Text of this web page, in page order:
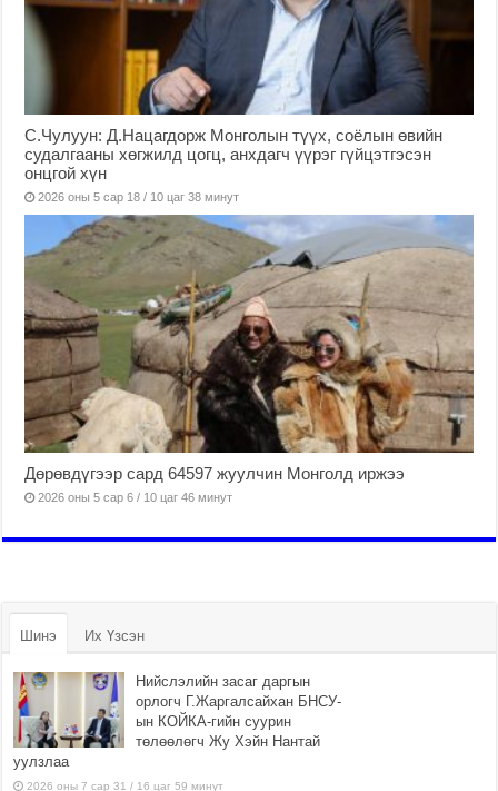
С.Чулуун: Д.Нацагдорж Монголын түүх, соёлын өвийн
судалгааны хөгжилд цогц, анхдагч үүрэг гүйцэтгэсэн
онцгой хүн
2026 оны 5 сар 18 / 10 цаг 38 минут
Дөрөвдүгээр сард 64597 жуулчин Монголд иржээ
2026 оны 5 сар 6 / 10 цаг 46 минут
Шинэ Их Үзсэн
Нийслэлийн засаг даргын
орлогч Г.Жаргалсайхан БНСУ-
ын КОЙКА-гийн суурин
төлөөлөгч Жу Хэйн Нантай
уулзлаа
2026 оны 7 сар 31 / 16 цаг 59 минут